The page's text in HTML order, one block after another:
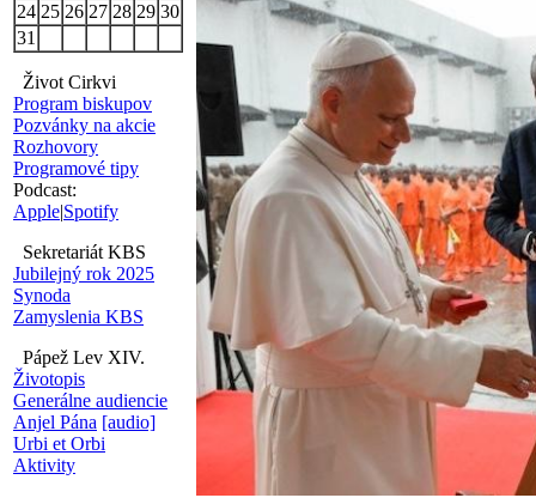
24 25 26 27 28 29 30
31
Život Cirkvi
Program biskupov
Pozvánky na akcie
Rozhovory
Programové tipy
Podcast:
Apple|Spotify
Sekretariát KBS
Jubilejný rok 2025
Synoda
Zamyslenia KBS
Pápež Lev XIV.
Životopis
Generálne audiencie
Anjel Pána [audio]
Urbi et Orbi
Aktivity